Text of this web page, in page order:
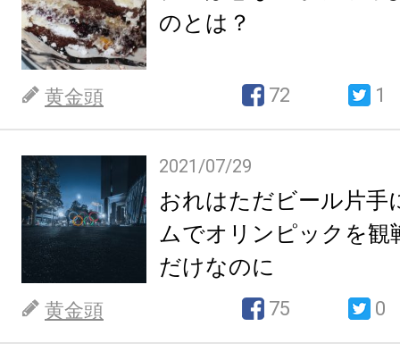
のとは？
黄金頭 72 1
2021/07/29
おれはただビール片手
ムでオリンピックを観
だけなのに
黄金頭 75 0